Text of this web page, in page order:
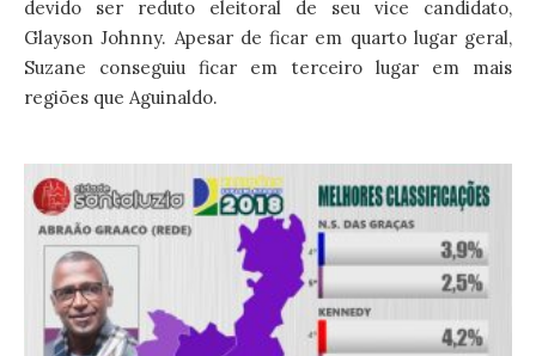
devido ser reduto eleitoral de seu vice candidato,
Glayson Johnny. Apesar de ficar em quarto lugar geral,
Suzane conseguiu ficar em terceiro lugar em mais
regiões que Aguinaldo.